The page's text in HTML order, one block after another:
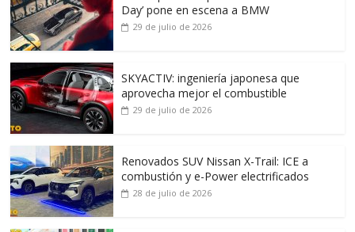
Day’ pone en escena a BMW
29 de julio de 2026
SKYACTIV: ingeniería japonesa que
aprovecha mejor el combustible
29 de julio de 2026
Renovados SUV Nissan X-Trail: ICE a
combustión y e-Power electrificados
28 de julio de 2026